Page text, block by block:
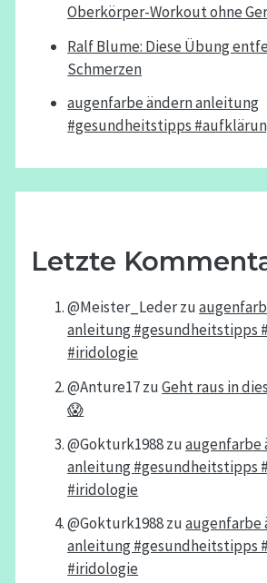
Oberkörper-Workout ohne
Ralf Blume: Diese Übung
Schmerzen
augenfarbe ändern anleitung
#gesundheitstipps
Letzte
@Meister_Lederzu
anleitung #gesundheitstipps
#iridologie
@Anture17zuGeht raus in
😱
@Gokturk1988zuaugenfarbe
anleitung #gesundheitstipps
#iridologie
@Gokturk1988zuaugenfarbe
anleitung #gesundheitstipps
#iridologie